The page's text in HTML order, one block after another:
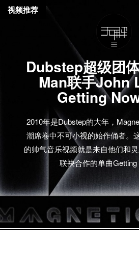
Dubstep超级团
Man联手John
Getting
2010年是Dubstep的大年，
潮席卷中不可小视的始作俑者。
的帅气音乐视频就是来自他们和
联袂合作的单曲Getting
视频推荐